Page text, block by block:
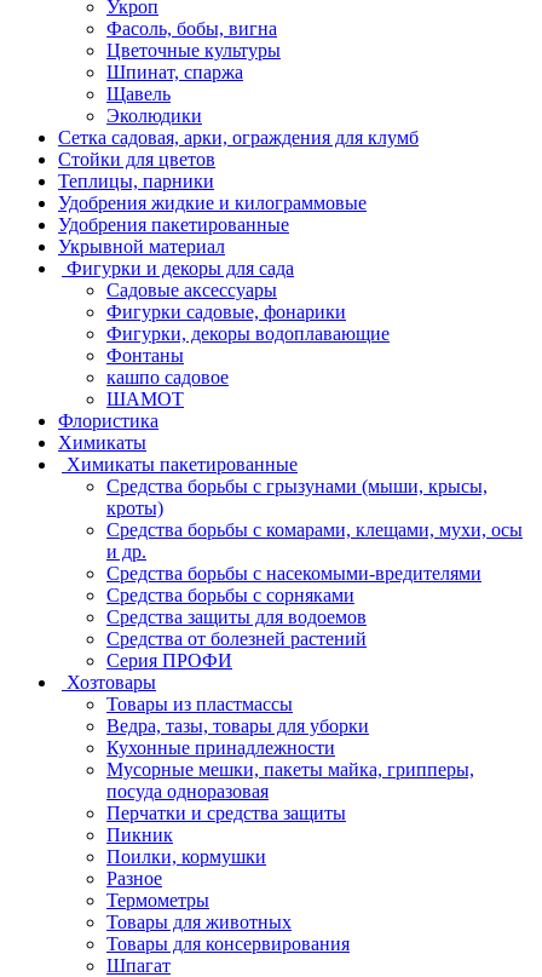
Укроп
Фасоль, бобы, вигна
Цветочные культуры
Шпинат, спаржа
Щавель
Эколюдики
Сетка садовая, арки, ограждения для клумб
Стойки для цветов
Теплицы, парники
Удобрения жидкие и килограммовые
Удобрения пакетированные
Укрывной материал
Фигурки и декоры для сада
Садовые аксессуары
Фигурки садовые, фонарики
Фигурки, декоры водоплавающие
Фонтаны
кашпо садовое
ШАМОТ
Флористика
Химикаты
Химикаты пакетированные
Средства борьбы с грызунами (мыши, крысы,
кроты)
Средства борьбы с комарами, клещами, мухи, осы
и др.
Средства борьбы с насекомыми-вредителями
Средства борьбы с сорняками
Средства защиты для водоемов
Средства от болезней растений
Серия ПРОФИ
Хозтовары
Товары из пластмассы
Ведра, тазы, товары для уборки
Кухонные принадлежности
Мусорные мешки, пакеты майка, грипперы,
посуда одноразовая
Перчатки и средства защиты
Пикник
Поилки, кормушки
Разное
Термометры
Товары для животных
Товары для консервирования
Шпагат